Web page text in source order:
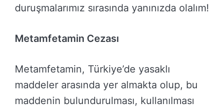
duruşmalarımız sırasında yanınızda olalım!
Metamfetamin Cezası
Metamfetamin, Türkiye’de yasaklı
maddeler arasında yer almakta olup, bu
maddenin bulundurulması, kullanılması